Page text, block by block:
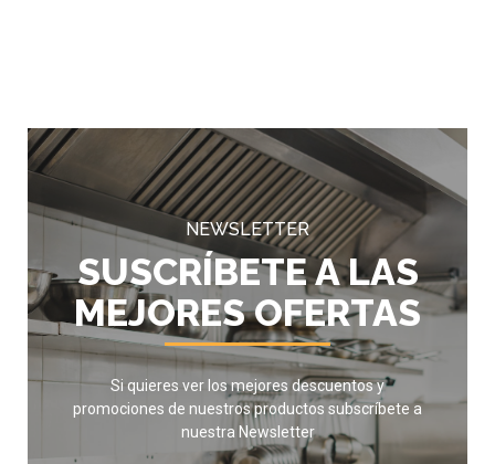
NEWSLETTER
SUSCRÍBETE A LAS
MEJORES OFERTAS
Si quieres ver los mejores descuentos y
promociones de nuestros productos subscríbete a
nuestra Newsletter